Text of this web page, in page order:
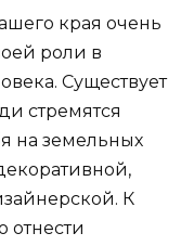
края очень
роли в
Существует
стремятся
на земельных
К
отнести